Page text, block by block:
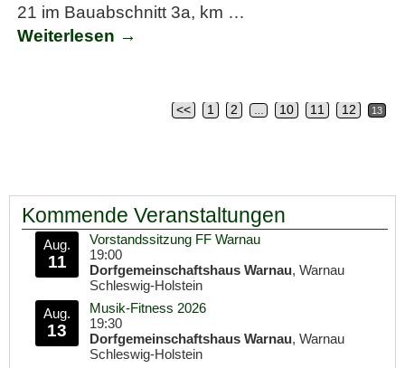
21 im Bauabschnitt 3a, km …
Weiterlesen →
<< 1 2 10 11 12 13
Kommende Veranstaltungen
Aug.
11
Vorstandssitzung FF Warnau
19:00
Dorfgemeinschaftshaus Warnau, Warnau
Schleswig-Holstein
Aug.
13
Musik-Fitness 2026
19:30
Dorfgemeinschaftshaus Warnau, Warnau
Schleswig-Holstein